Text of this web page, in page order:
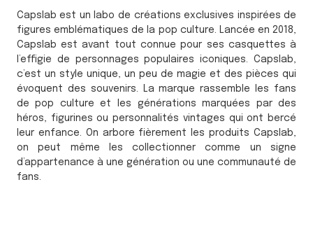
Capslab est un labo de créations exclusives inspirées de
figures emblématiques de la pop culture. Lancée en 2018,
Capslab est avant tout connue pour ses casquettes à
l’effigie de personnages populaires iconiques. Capslab,
c’est un style unique, un peu de magie et des pièces qui
évoquent des souvenirs. La marque rassemble les fans
de pop culture et les générations marquées par des
héros, figurines ou personnalités vintages qui ont bercé
leur enfance. On arbore fièrement les produits Capslab,
on peut même les collectionner comme un signe
d’appartenance à une génération ou une communauté de
fans.